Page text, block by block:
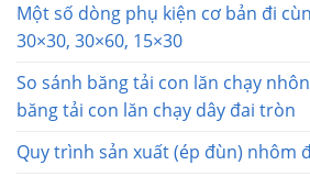
Một số dòng phụ kiện cơ bản đi
30×30, 30×60, 15×30
So sánh băng tải con lăn chạy
băng tải con lăn chạy dây đai tròn
Quy trình sản xuất (ép đùn) nhôm